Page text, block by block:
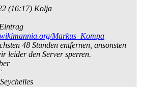
(16:17) Kolja
Markus_Kompa
48 Stunden entfernen, ansonsten
leider den Server sperren.